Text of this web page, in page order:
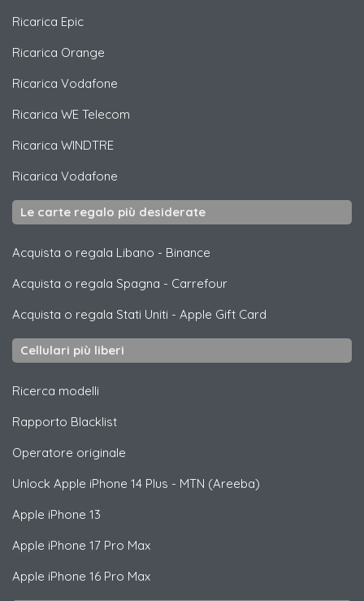
Ricarica Epic
Ricarica Orange
Ricarica Vodafone
Ricarica WE Telecom
Ricarica WINDTRE
Ricarica Vodafone
Le carte regalo più desiderate
Acquista o regala Libano - Binance
Acquista o regala Spagna - Carrefour
Acquista o regala Stati Uniti - Apple Gift Card
Cellulari più liberi
Ricerca modelli
Rapporto Blacklist
Operatore originale
Unlock Apple iPhone 14 Plus - MTN (Areeba)
Apple iPhone 13
Apple iPhone 17 Pro Max
Apple iPhone 16 Pro Max